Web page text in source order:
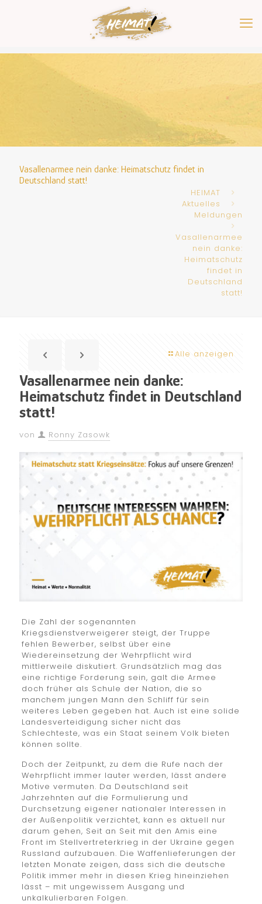
Vasallenarmee nein danke: Heimatschutz findet in
Deutschland statt!
HEIMAT
Aktuelles
Meldungen
Vasallenarmee
nein danke:
Heimatschutz
findet in
Deutschland
statt!
Alle anzeigen
Vasallenarmee nein danke:
Heimatschutz findet in Deutschland
statt!
von Ronny Zasowk
Die Zahl der sogenannten
Kriegsdienstverweigerer steigt, der Truppe
fehlen Bewerber, selbst über eine
Wiedereinsetzung der Wehrpflicht wird
mittlerweile diskutiert. Grundsätzlich mag das
eine richtige Forderung sein, galt die Armee
doch früher als Schule der Nation, die so
manchem jungen Mann den Schliff für sein
weiteres Leben gegeben hat. Auch ist eine solide
Landesverteidigung sicher nicht das
Schlechteste, was ein Staat seinem Volk bieten
können sollte.
Doch der Zeitpunkt, zu dem die Rufe nach der
Wehrpflicht immer lauter werden, lässt andere
Motive vermuten. Da Deutschland seit
Jahrzehnten auf die Formulierung und
Durchsetzung eigener nationaler Interessen in
der Außenpolitik verzichtet, kann es aktuell nur
darum gehen, Seit an Seit mit den Amis eine
Front im Stellvertreterkrieg in der Ukraine gegen
Russland aufzubauen. Die Waffenlieferungen der
letzten Monate zeigen, dass sich die deutsche
Politik immer mehr in diesen Krieg hineinziehen
lässt – mit ungewissem Ausgang und
unkalkulierbaren Folgen.